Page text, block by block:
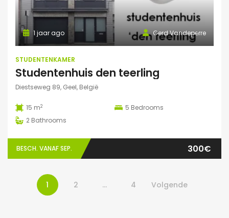
Gerd Vandeperre
1 jaar ago
STUDENTENKAMER
Studentenhuis den teerling
Diestseweg 89, Geel, België
15 m2 5 Bedrooms
2 Bathrooms
BESCH. VANAF SEP. 300€
1 2 … 4 Volgende